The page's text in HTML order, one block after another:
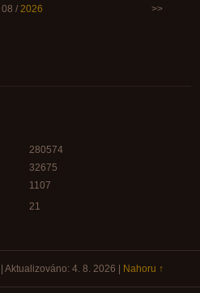
08 / 2026 >>
21
280574
32675
1107
Aktualizováno: 4. 8. 2026 Nahoru ↑